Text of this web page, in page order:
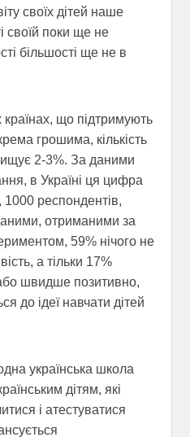
своїх дітей наше
своїй поки ще не
більшості ще не в
що підтримують
грошима, кількість
2-3%. За даними
в Україні ця цифра
респондентів,
отриманими за
59% нічого не
а тільки 17%
швидше позитивно,
до ідеї навчати дітей
українська школа
дітям, які
і атестуватися